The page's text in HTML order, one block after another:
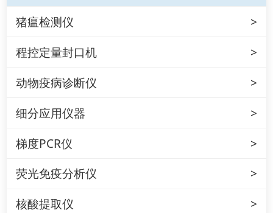
猪瘟检测仪
程控定量封口机
动物疫病诊断仪
细分应用仪器
梯度PCR仪
荧光免疫分析仪
核酸提取仪